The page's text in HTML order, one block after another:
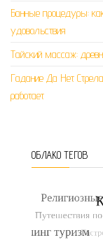
Банные процедуры:
удовольствия
Тайский массаж:
Гадание Да Нет
работает
ОБЛАКО ТЕГОВ